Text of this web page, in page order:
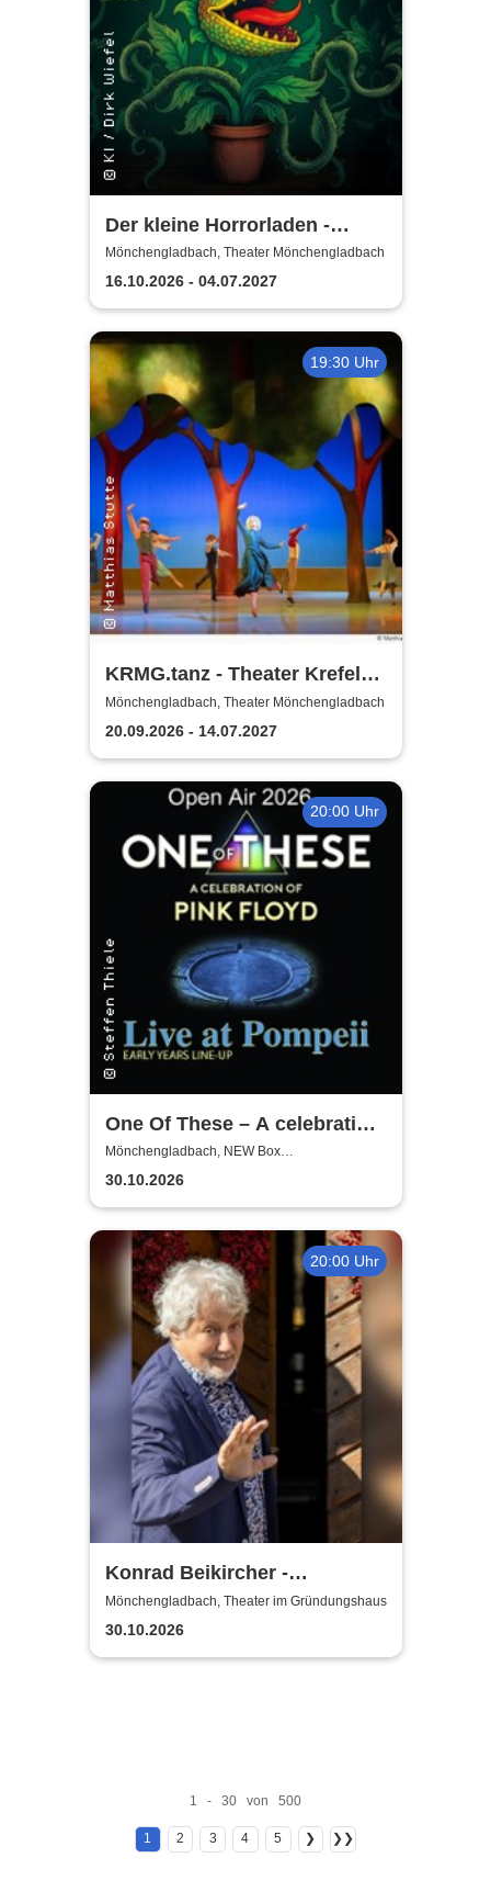
Der kleine Horrorladen -
Theater Krefeld und
Mönchengladbach
Mönchengladbach, Theater Mönchengladbach
16.10.2026 - 04.07.2027
19:30 Uhr
KRMG.tanz - Theater Krefeld
und Mönchengladbach
Mönchengladbach, Theater Mönchengladbach
20.09.2026 - 14.07.2027
20:00 Uhr
One Of These – A celebration
of Pink Floyd / Live at
Pompeii
Mönchengladbach, NEW Box
Mönchengladbach
30.10.2026
20:00 Uhr
Konrad Beikircher -
Arrivederci
Mönchengladbach, Theater im Gründungshaus
30.10.2026
1 - 30 von 500
1 2 3 4 5 ❯ ❯❯